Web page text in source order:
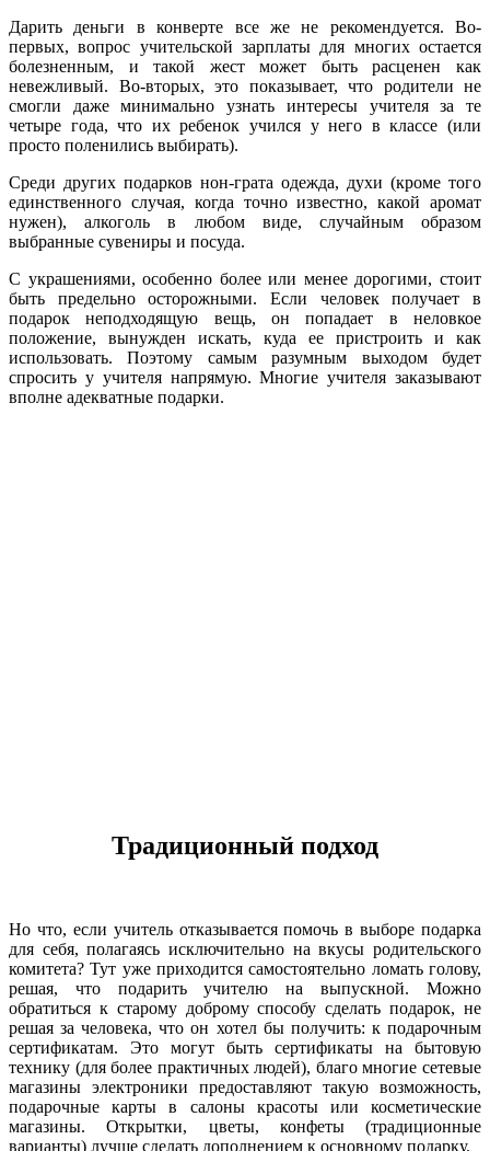
Дарить деньги в конверте все же не рекомендуется. Во-
первых, вопрос учительской зарплаты для многих остается
болезненным, и такой жест может быть расценен как
невежливый. Во-вторых, это показывает, что родители не
смогли даже минимально узнать интересы учителя за те
четыре года, что их ребенок учился у него в классе (или
просто поленились выбирать).
Среди других подарков нон-грата одежда, духи (кроме того
единственного случая, когда точно известно, какой аромат
нужен), алкоголь в любом виде, случайным образом
выбранные сувениры и посуда.
С украшениями, особенно более или менее дорогими, стоит
быть предельно осторожными. Если человек получает в
подарок неподходящую вещь, он попадает в неловкое
положение, вынужден искать, куда ее пристроить и как
использовать. Поэтому самым разумным выходом будет
спросить у учителя напрямую. Многие учителя заказывают
вполне адекватные подарки.
Традиционный подход
Но что, если учитель отказывается помочь в выборе подарка
для себя, полагаясь исключительно на вкусы родительского
комитета? Тут уже приходится самостоятельно ломать голову,
решая, что подарить учителю на выпускной. Можно
обратиться к старому доброму способу сделать подарок, не
решая за человека, что он хотел бы получить: к подарочным
сертификатам. Это могут быть сертификаты на бытовую
технику (для более практичных людей), благо многие сетевые
магазины электроники предоставляют такую возможность,
подарочные карты в салоны красоты или косметические
магазины. Открытки, цветы, конфеты (традиционные
варианты) лучше сделать дополнением к основному подарку.